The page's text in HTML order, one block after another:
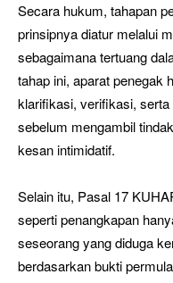
Secara hukum, tahapan
prinsipnya diatur melalui
sebagaimana tertuang
tahap ini, aparat penegak
klarifikasi, verifikasi,
sebelum mengambil
kesan intimidatif.
Selain itu, Pasal 17
seperti penangkapan
seseorang yang diduga
berdasarkan bukti